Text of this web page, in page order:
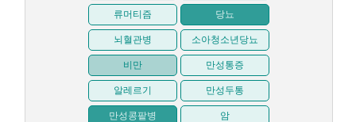
류머티즘 당뇨
뇌혈관병 소아청소년당뇨
비만 만성통증
알레르기 만성두통
만성콩팥병 암